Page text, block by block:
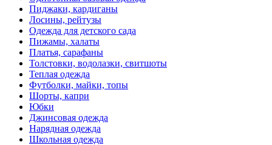
Пиджаки, кардиганы
Лосины, рейтузы
Одежда для детского сада
Пижамы, халаты
Платья, сарафаны
Толстовки, водолазки, свитшоты
Теплая одежда
Футболки, майки, топы
Шорты, капри
Юбки
Джинсовая одежда
Нарядная одежда
Школьная одежда